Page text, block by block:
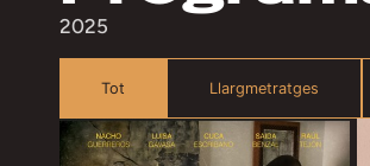
2025
Tot Llargmetratges